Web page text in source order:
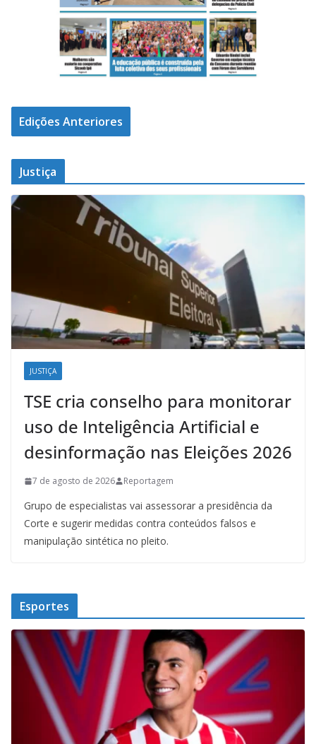
Edições Anteriores
Justiça
JUSTIÇA
TSE cria conselho para monitorar
uso de Inteligência Artificial e
desinformação nas Eleições 2026
7 de agosto de 2026 Reportagem
Grupo de especialistas vai assessorar a presidência da
Corte e sugerir medidas contra conteúdos falsos e
manipulação sintética no pleito.
Esportes